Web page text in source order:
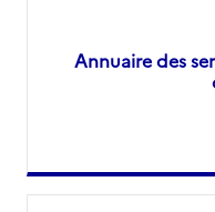
Annuaire des